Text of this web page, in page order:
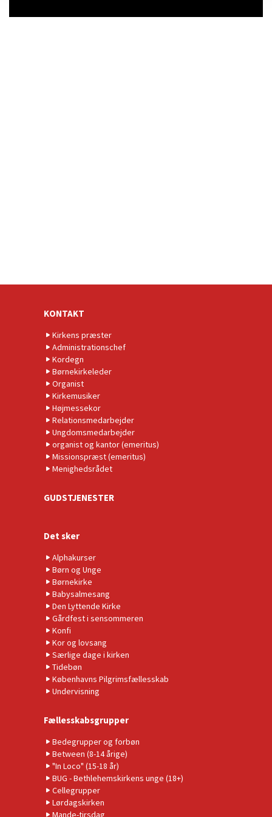
KONTAKT
Kirkens præster
Administrationschef
Kordegn
Børnekirkeleder
Organist
Kirkemusiker
Højmessekor
Relationsmedarbejder
Ungdomsmedarbejder
organist og kantor (emeritus)
Missionspræst (emeritus)
Menighedsrådet
GUDSTJENESTER
Det sker
Alphakurser
Børn og Unge
Børnekirke
Babysalmesang
Den Lyttende Kirke
Gårdfest i sensommeren
Konfi
Kor og lovsang
Særlige dage i kirken
Tidebøn
Københavns Pilgrimsfællesskab
Undervisning
Fællesskabsgrupper
Bedegrupper og forbøn
Between (8-14 årige)
"In Loco" (15-18 år)
BUG - Bethlehemskirkens unge (18+)
Cellegrupper
Lørdagskirken
Mande-tirsdag